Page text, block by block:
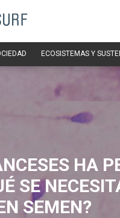
ECOSISTEMAS Y
HA
SE
SEMEN?